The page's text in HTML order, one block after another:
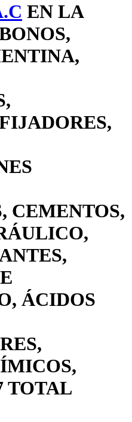
EN LA
CEMENTOS,
ÁCIDOS
TOTAL